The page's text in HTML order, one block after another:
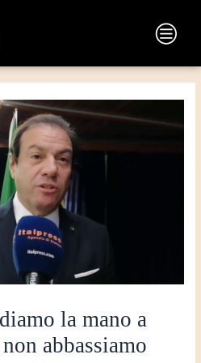
Main
Menu
la mano a
abbassiamo